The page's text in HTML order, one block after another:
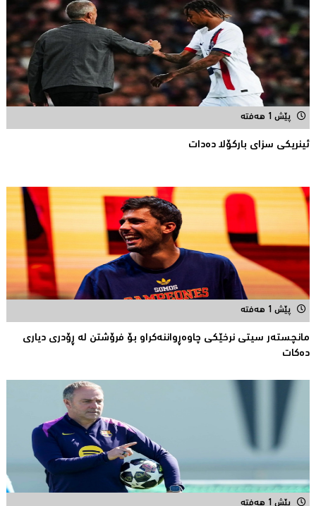
پێش 1 هەفتە
ئینریکی سزای بارکۆلا دەدات
پێش 1 هەفتە
مانچستەر سیتی نرخێکی چاوەڕواننەکراو بۆ فرۆشتن لە ڕۆدری دیاری
دەکات
پێش 1 هەفتە